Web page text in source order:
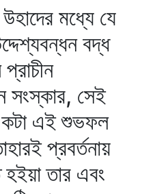
মধ্যে যে
বদ্ধ
সংস্কার, সেই
এই শুভফল
প্রবর্তনায়
তার এবং